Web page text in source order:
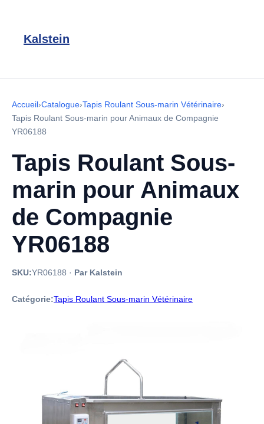
Kalstein
Accueil›Catalogue›Tapis Roulant Sous-marin Vétérinaire›
Tapis Roulant Sous-marin pour Animaux de Compagnie
YR06188
Tapis Roulant Sous-
marin pour Animaux
de Compagnie
YR06188
SKU:YR06188 · Par Kalstein
Catégorie:Tapis Roulant Sous-marin Vétérinaire